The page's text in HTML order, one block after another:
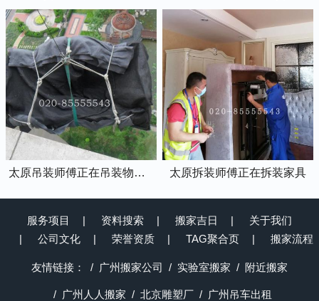
太原吊装师傅正在吊装物品上楼 太原拆装师傅正在拆装家具
服务项目 资料搜索 搬家吉日
关于我们
公司文化
荣誉资质 TAG聚合页 搬家流程
友情链接： 广州搬家公司 实验室搬家 附近搬家
广州人人搬家 北京雕塑厂 广州吊车出租